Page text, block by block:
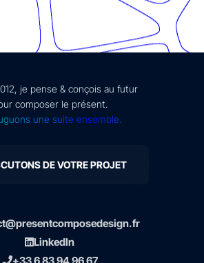
je pense & conçois au futur
composer le présent.
une suite ensemble.
DE VOTRE PROJET
LinkedIn
+33 6 83 94 96 67